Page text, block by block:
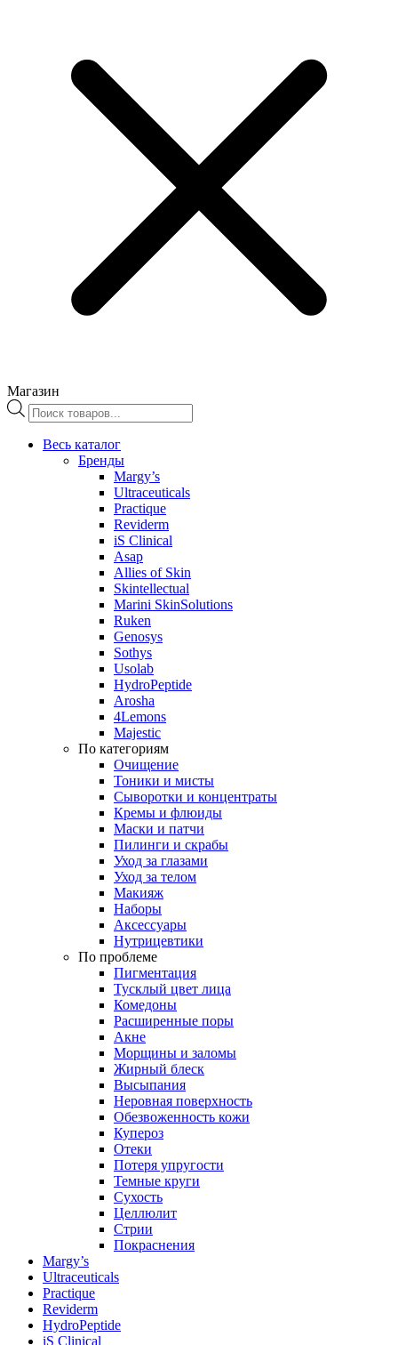
Магазин
Поиск
товаров
Весь каталог
Бренды
Margy’s
Ultraceuticals
Practique
Reviderm
iS Clinical
Asap
Allies of Skin
Skintellectual
Marini SkinSolutions
Ruken
Genosys
Sothys
Usolab
HydroPeptide
Arosha
4Lemons
Majestic
По категориям
Очищение
Тоники и мисты
Сыворотки и концентраты
Кремы и флюиды
Маски и патчи
Пилинги и скрабы
Уход за глазами
Уход за телом
Макияж
Наборы
Аксессуары
Нутрицевтики
По проблеме
Пигментация
Тусклый цвет лица
Комедоны
Расширенные поры
Акне
Морщины и заломы
Жирный блеск
Высыпания
Неровная поверхность
Обезвоженность кожи
Купероз
Отеки
Потеря упругости
Темные круги
Сухость
Целлюлит
Стрии
Покраснения
Margy’s
Ultraceuticals
Practique
Reviderm
HydroPeptide
iS Clinical